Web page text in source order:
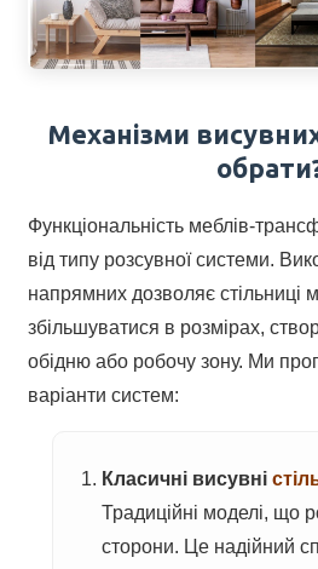
Механізми
Функціональність меблів-
від типу розсувної системи.
напрямних дозволяє стільниці
збільшуватися в розмірах,
обідню або робочу зону. Ми
варіанти систем:
Класичні висувні
Традиційні моделі, що
сторони. Це надійний